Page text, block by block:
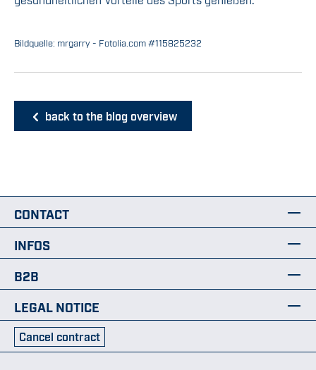
Bildquelle: mrgarry - Fotolia.com #115825232
back to the blog overview
CONTACT
INFOS
B2B
LEGAL NOTICE
Cancel contract